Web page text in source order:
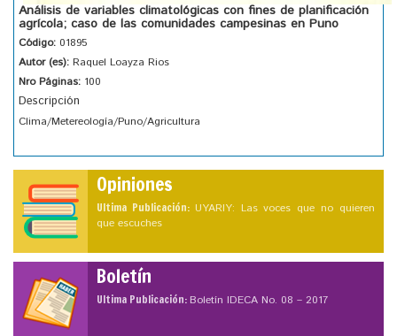
Análisis de variables climatológicas con fines de planificación
agrícola; caso de las comunidades campesinas en Puno
Código: 01895
Autor (es): Raquel Loayza Rios
Nro Páginas: 100
Descripción
Clima/Metereología/Puno/Agricultura
Opiniones
Ultima Publicación: UYARIY: Las voces que no quieren
que escuches
Boletín
Ultima Publicación:Boletín IDECA No. 08 – 2017